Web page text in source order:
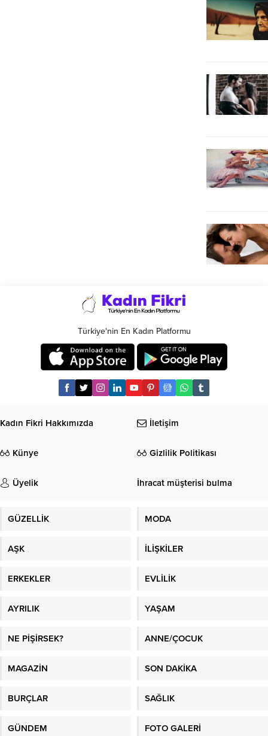
Türkiye'nin En Kadın Platformu
Kadın Fikri Hakkımızda İletişim
Künye Gizlilik Politikası
Üyelik İhracat müşterisi bulma
GÜZELLİK MODA
AŞK İLİŞKİLER
ERKEKLER EVLİLİK
AYRILIK YAŞAM
NE PİŞİRSEK? ANNE/ÇOCUK
MAGAZİN SON DAKİKA
BURÇLAR SAĞLIK
GÜNDEM FOTO GALERİ